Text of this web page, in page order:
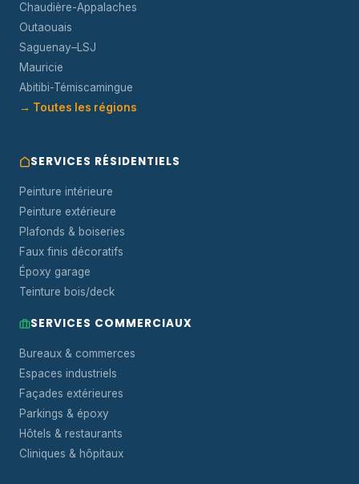
Chaudière-Appalaches
Outaouais
Saguenay–LSJ
Mauricie
Abitibi-Témiscamingue
→ Toutes les régions
SERVICES RÉSIDENTIELS
Peinture intérieure
Peinture extérieure
Plafonds & boiseries
Faux finis décoratifs
Époxy garage
Teinture bois/deck
SERVICES COMMERCIAUX
Bureaux & commerces
Espaces industriels
Façades extérieures
Parkings & époxy
Hôtels & restaurants
Cliniques & hôpitaux